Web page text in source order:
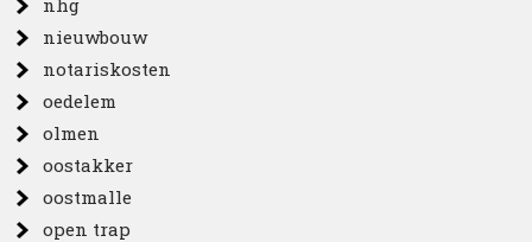
nhg
nieuwbouw
notariskosten
oedelem
olmen
oostakker
oostmalle
open trap